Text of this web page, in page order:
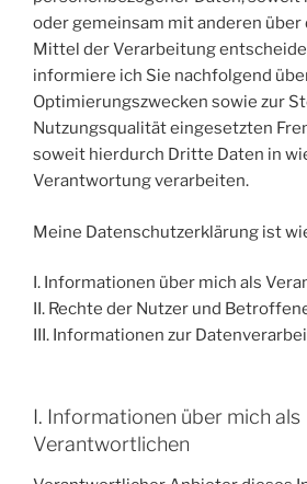
oder gemeinsam mit anderen über
Mittel der Verarbeitung
informiere ich Sie nachfolgend
Optimierungszwecken sowie zur
Nutzungsqualität eingesetzten
soweit hierdurch Dritte Daten in
Verantwortung verarbeiten.
Meine Datenschutzerklärung ist
I. Informationen über mich als
II. Rechte der Nutzer und
III. Informationen zur
I. Informationen über mich als
Verantwortlichen